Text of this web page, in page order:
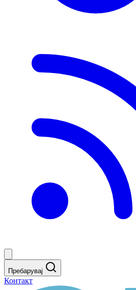
Пребарувај
Контакт